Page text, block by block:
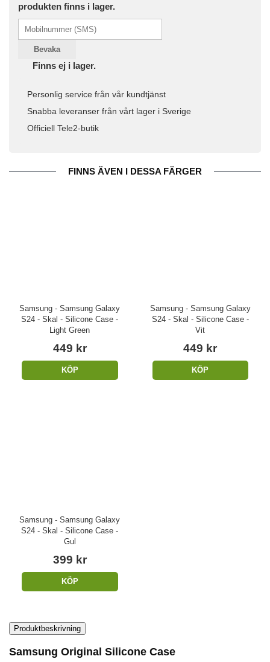
produkten finns i lager.
Bevaka
Finns ej i lager.
Personlig service från vår kundtjänst
Snabba leveranser från vårt lager i Sverige
Officiell Tele2-butik
FINNS ÄVEN I DESSA FÄRGER
Samsung - Samsung Galaxy
S24 - Skal - Silicone Case -
Light Green
449 kr
KÖP
Samsung - Samsung Galaxy
S24 - Skal - Silicone Case -
Vit
449 kr
KÖP
Samsung - Samsung Galaxy
S24 - Skal - Silicone Case -
Gul
399 kr
KÖP
Produktbeskrivning
Samsung Original Silicone Case